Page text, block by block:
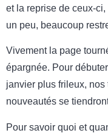
et la reprise de ceux-
un peu, beaucoup
Vivement la page
épargnée. Pour
janvier plus frileux,
nouveautés se
Pour savoir quoi et